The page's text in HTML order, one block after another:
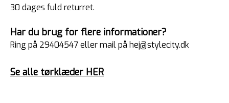
30 dages fuld returret.
Har du brug for flere informationer?
Ring på 29404547 eller mail på hej@stylecity.dk
Se alle tørklæder HER